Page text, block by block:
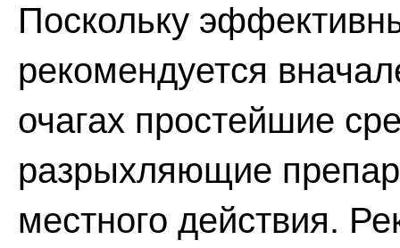
Поскольку
рекомендуется
очагах простейшие
разрыхляющие
местного действия.